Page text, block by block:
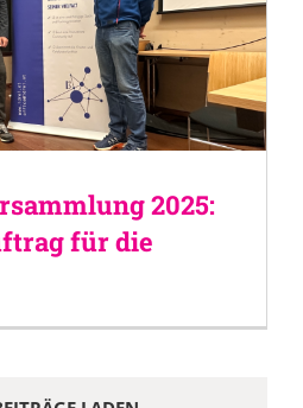
2025:
für die